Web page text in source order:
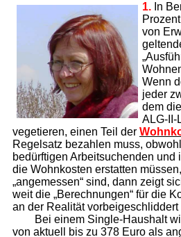
1.In
von
Wenn
jeder
dem
ALG-II-
vegetieren, einen Teil der
Regelsatz bezahlen muss,
bedürftigen Arbeitsuchenden und
die Wohnkosten erstatten
„angemessen“ sind, dann zeigt
weit die „Berechnungen“ für die
an der Realität vorbeigeschliddert
Bei einem Single-Haushalt
von aktuell bis zu 378 Euro als